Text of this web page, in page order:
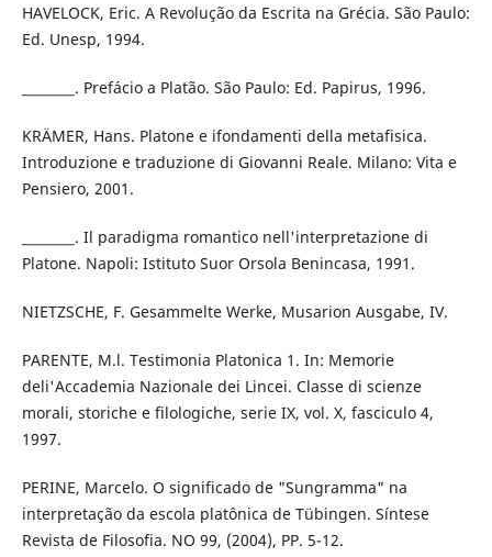
HAVELOCK, Eric. A Revolução da Escrita na Grécia. São Paulo:
Ed. Unesp, 1994.
________. Prefácio a Platão. São Paulo: Ed. Papirus, 1996.
KRÄMER, Hans. Platone e ifondamenti della metafisica.
Introduzione e traduzione di Giovanni Reale. Milano: Vita e
Pensiero, 2001.
________. Il paradigma romantico nell'interpretazione di
Platone. Napoli: Istituto Suor Orsola Benincasa, 1991.
NIETZSCHE, F. Gesammelte Werke, Musarion Ausgabe, IV.
PARENTE, M.l. Testimonia Platonica 1. In: Memorie
deli'Accademia Nazionale dei Lincei. Classe di scienze
morali, storiche e filologiche, serie IX, vol. X, fasciculo 4,
1997.
PERINE, Marcelo. O significado de "Sungramma" na
interpretação da escola platônica de Tübingen. Síntese
Revista de Filosofia. NO 99, (2004), PP. 5-12.